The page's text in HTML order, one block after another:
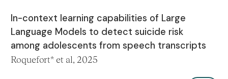
In-context learning capabilities of Large
Language Models to detect suicide risk
among adolescents from speech transcripts
Roquefort* et al, 2025